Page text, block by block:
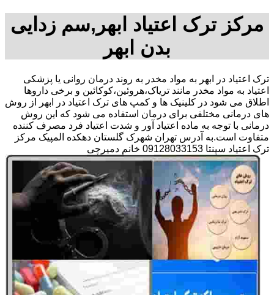
مرکز ترک اعتیاد ابهر,سم زدایی
بدن ابهر
ترک اعتیاد در ابهر به مواد مخدر به روند درمان روانی یا پزشکی
اعتیاد به مواد مخدر مانند تریاک،هروئین،کوکائین و برخی داروها
اطلاق می شود در کلینیک ها و کمپ های ترک اعتیاد در ابهر از روش
های درمانی مختلفی برای درمان استفاده می شود که این روش
درمانی با توجه به ماده اعتیاد آور و شدت اعتیاد فرد مصرف کننده
متفاوت است.به آدرس تهران شهرک گلستان دهکده المپیک مرکز
ترک اعتیاد سپنتا 09128033153 خانم دمیرچی